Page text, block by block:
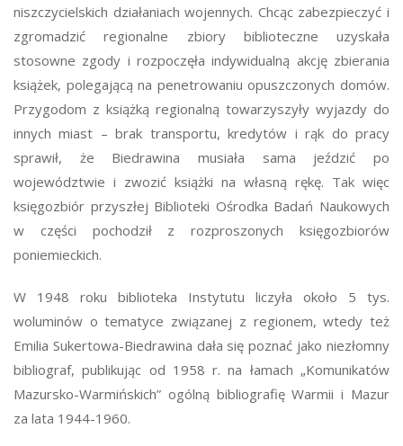
niszczycielskich działaniach wojennych. Chcąc zabezpieczyć i
zgromadzić regionalne zbiory biblioteczne uzyskała
stosowne zgody i rozpoczęła indywidualną akcję zbierania
książek, polegającą na penetrowaniu opuszczonych domów.
Przygodom z książką regionalną towarzyszyły wyjazdy do
innych miast – brak transportu, kredytów i rąk do pracy
sprawił, że Biedrawina musiała sama jeździć po
województwie i zwozić książki na własną rękę. Tak więc
księgozbiór przyszłej Biblioteki Ośrodka Badań Naukowych
w części pochodził z rozproszonych księgozbiorów
poniemieckich.
W 1948 roku biblioteka Instytutu liczyła około 5 tys.
woluminów o tematyce związanej z regionem, wtedy też
Emilia Sukertowa-Biedrawina dała się poznać jako niezłomny
bibliograf, publikując od 1958 r. na łamach „Komunikatów
Mazursko-Warmińskich” ogólną bibliografię Warmii i Mazur
za lata 1944-1960.